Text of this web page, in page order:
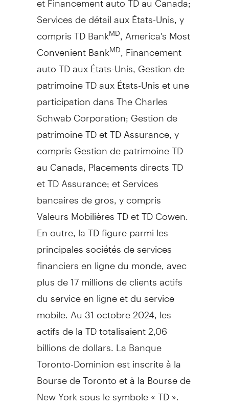
Services de détail aux États-Unis, y
compris TD BankMD , America's Most
Convenient BankMD , Financement
auto TD aux États-Unis, Gestion de
patrimoine TD aux États-Unis et une
participation dans The Charles
Schwab Corporation;Gestion de
patrimoine TD et TD Assurance, y
comprisGestion depatrimoine TD
au Canada , Placements directs TD
et TD Assurance; et Services
bancaires de gros, y compris
Valeurs Mobilières TD et TD Cowen.
En outre, la TD figure parmi les
principales sociétés de services
financiers en ligne du monde, avec
plus de 17 millions de clients actifs
du service en ligne et du service
mobile. Au 31 octobre 2024, les
actifs de la TD totalisaient 2,06
billions de dollars. La Banque
Toronto-Dominion est inscrite à la
Bourse deTorontoet à la Bourse de
New York sous le symbole « TD ».